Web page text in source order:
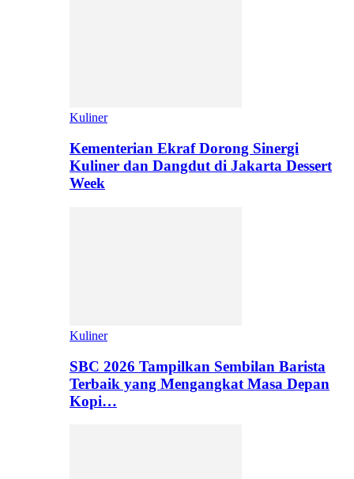
Kuliner
Kementerian Ekraf Dorong Sinergi
Kuliner dan Dangdut di Jakarta Dessert
Week
Kuliner
SBC 2026 Tampilkan Sembilan Barista
Terbaik yang Mengangkat Masa Depan
Kopi…